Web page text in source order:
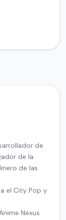
de
de la
de las
el City Pop y
Nexus